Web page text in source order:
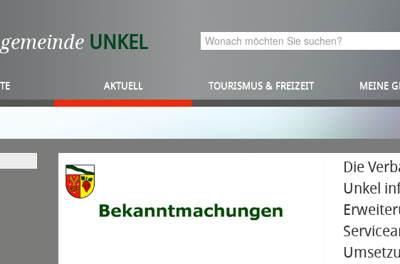
UNKEL
AKTUELL TOURISMUS & FREIZEIT MEINE
Die
Unkel